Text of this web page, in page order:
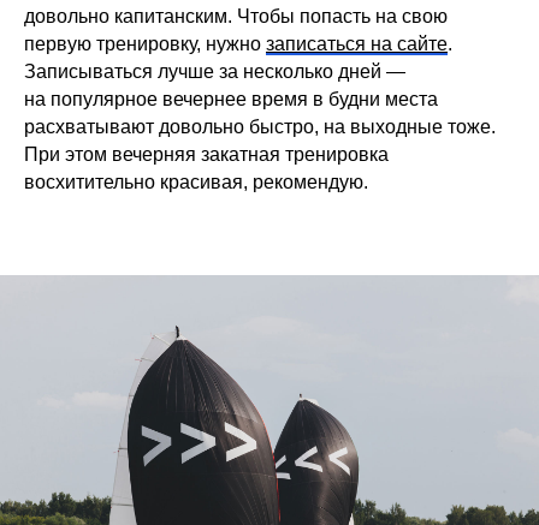
довольно капитанским. Чтобы попасть на свою
первую тренировку, нужно записаться на сайте.
Записываться лучше за несколько дней —
на популярное вечернее время в будни места
расхватывают довольно быстро, на выходные тоже.
При этом вечерняя закатная тренировка
восхитительно красивая, рекомендую.